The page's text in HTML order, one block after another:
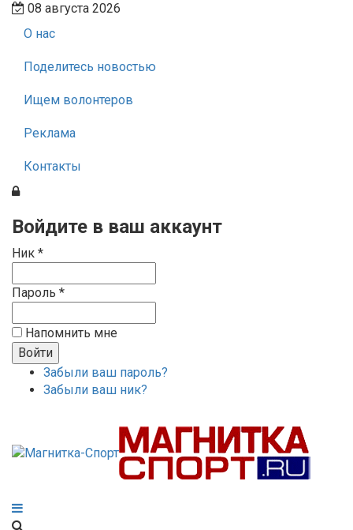
08 августа 2026
О нас
Поделитесь новостью
Ищем волонтеров
Реклама
Контакты
Войдите в ваш аккаунт
Ник *
Пароль *
Напомнить мне
Забыли ваш пароль?
Забыли ваш ник?